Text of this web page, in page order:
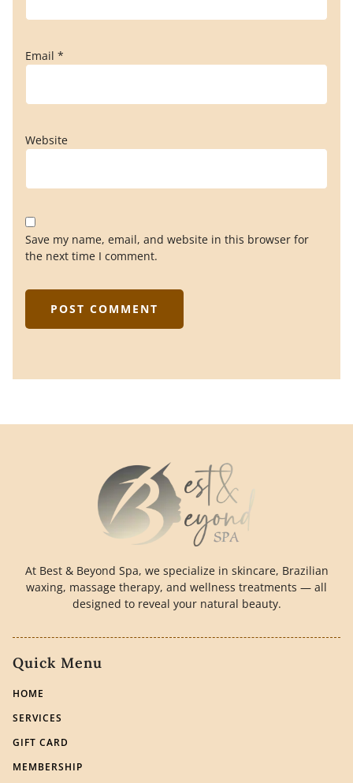
Email *
Website
Save my name, email, and website in this browser for
the next time I comment.
At Best & Beyond Spa, we specialize in skincare, Brazilian
waxing, massage therapy, and wellness treatments — all
designed to reveal your natural beauty.
Quick Menu
HOME
SERVICES
GIFT CARD
MEMBERSHIP